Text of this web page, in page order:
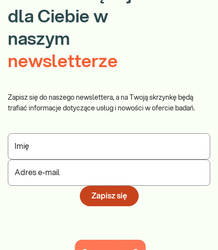
dla Ciebie w
naszym
newsletterze
Zapisz się do naszego newslettera, a na Twoją skrzynkę będą
trafiać informacje dotyczące usług i nowości w ofercie badań.
Imię
Adres e-mail
Zapisz się